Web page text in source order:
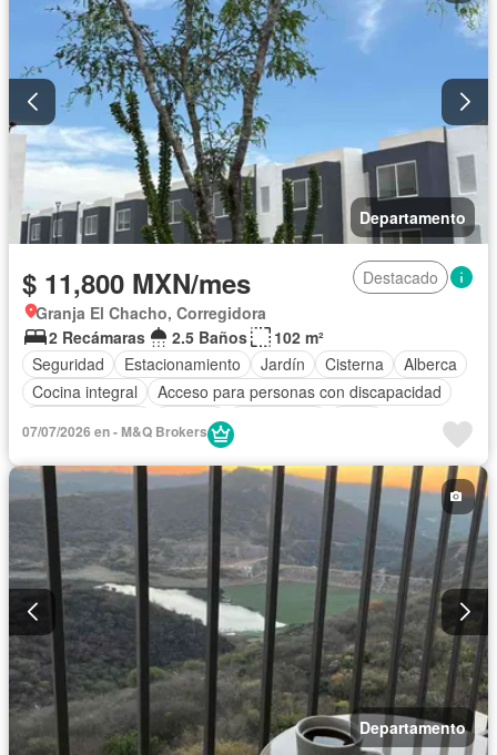
Departamento
$ 11,800 MXN/mes
Destacado
Granja El Chacho, Corregidora
2 Recámaras
2.5 Baños
102 m²
Seguridad
Estacionamiento Jardín Cisterna
Alberca
Cocina integral
Acceso para personas con discapacidad
Internet
Recámara con closet
Sin amueblar
07/07/2026 en - M&Q Brokers
Departamento